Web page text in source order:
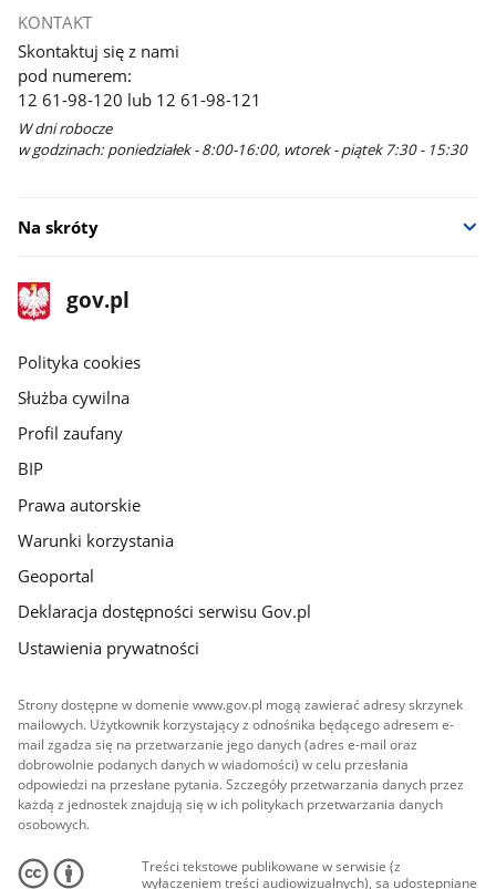
KONTAKT
Skontaktuj się z nami
pod numerem:
12 61-98-120 lub 12 61-98-121
W dni robocze
w godzinach: poniedziałek - 8:00-16:00, wtorek - piątek 7:30 - 15:30
Na skróty
stopka
gov.pl
Strona
gov.pl
gov.pl
Polityka cookies
Służba cywilna
Profil zaufany
BIP
Prawa autorskie
Warunki korzystania
Geoportal
Deklaracja dostępności serwisu Gov.pl
Ustawienia prywatności
Strony dostępne w domenie www.gov.pl mogą zawierać adresy skrzynek
mailowych. Użytkownik korzystający z odnośnika będącego adresem e-
mail zgadza się na przetwarzanie jego danych (adres e-mail oraz
dobrowolnie podanych danych w wiadomości) w celu przesłania
odpowiedzi na przesłane pytania. Szczegóły przetwarzania danych przez
każdą z jednostek znajdują się w ich politykach przetwarzania danych
osobowych.
Treści tekstowe publikowane w serwisie (z
wyłączeniem treści audiowizualnych), są udostępniane